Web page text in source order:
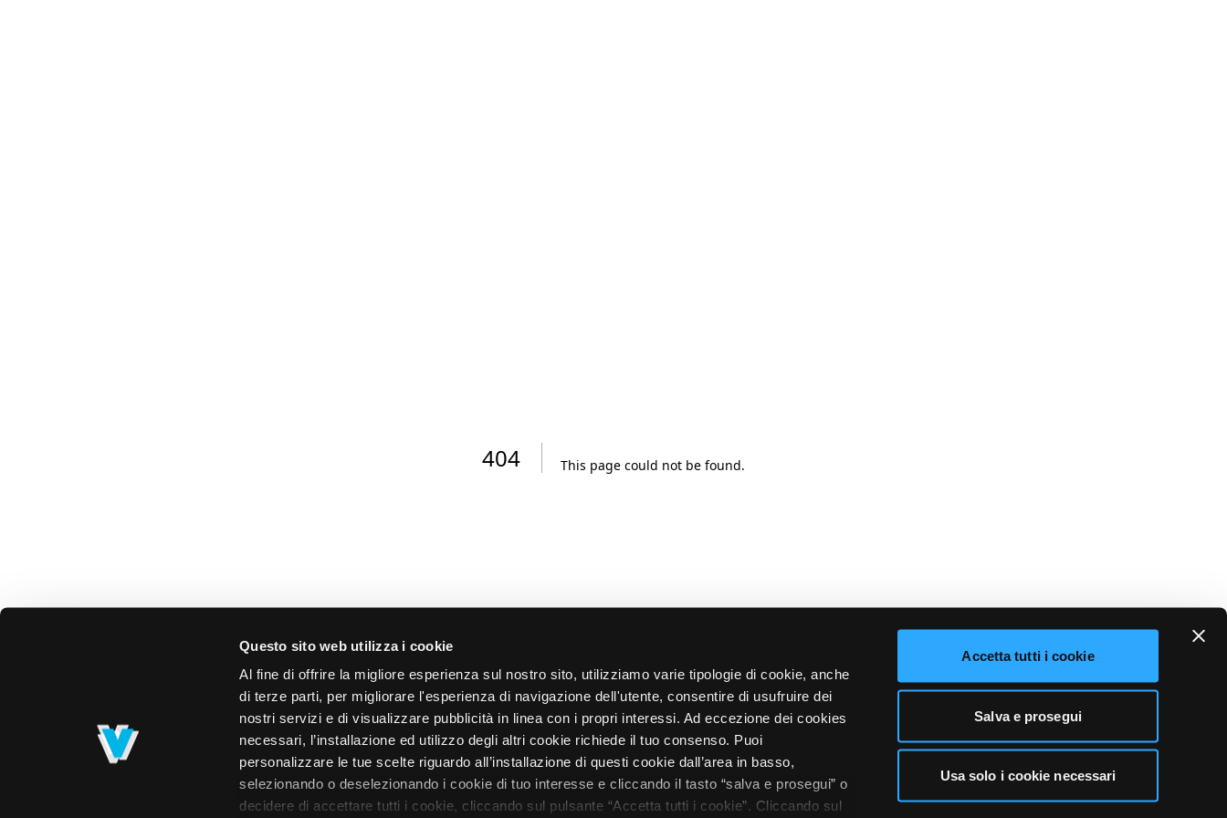
Questo sito web utilizza i cookie
Al fine di offrire la migliore esperienza sul nostro sito, utilizziamo varie tipologie di cookie, anche
di terze parti, per migliorare l'esperienza di navigazione dell'utente, consentire di usufruire dei
nostri servizi e di visualizzare pubblicità in linea con i propri interessi. Ad eccezione dei cookies
necessari, l’installazione ed utilizzo degli altri cookie richiede il tuo consenso. Puoi
personalizzare le tue scelte riguardo all’installazione di questi cookie dall’area in basso,
selezionando o deselezionando i cookie di tuo interesse e cliccando il tasto “salva e prosegui” o
decidere di accettare tutti i cookie, cliccando sul pulsante “Accetta tutti i cookie”. Cliccando sul
Accetta tutti i cookie
Salva e prosegui
Usa solo i cookie necessari
404 This page could not be found.